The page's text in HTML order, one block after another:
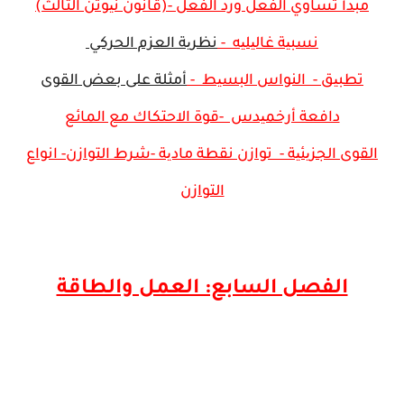
مبدأ تساوي الفعل ورد الفعل -(قانون نیوتن الثالث)
نسبیة غالیلیه -نظریة العزم الحركي
تطبیق - النواس البسیط -أمثلة على بعض القوى
دافعة أرخمیدس -قوة الاحتكاك مع المائع
القوى الجزیئیة - توازن نقطة مادیة -شرط التوازن- انواع
التوازن
الفصل السابع: العمل والطاقة